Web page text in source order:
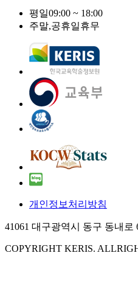
평일09:00 ~ 18:00
주말,공휴일휴무
개인정보처리방침
41061 대구광역시 동구 동내로
COPYRIGHT KERIS.